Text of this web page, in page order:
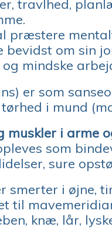
travlhed,
præstere
om sin
mindske
er som
i mund
muskler i arme
som
sure
smerter i øjne,
til
knæ, lår,